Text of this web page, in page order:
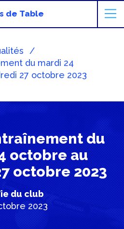
de Table
du mardi 24
27 octobre 2023
du
octobre au
octobre 2023
du club
2023